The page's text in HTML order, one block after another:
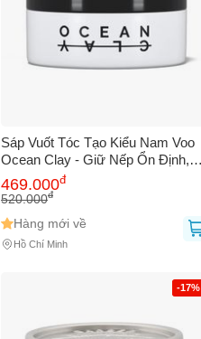
Sáp Vuốt Tóc Tạo Kiểu Nam Voo
Ocean Clay - Giữ Nếp Ổn Định,
Dưỡng Tóc, Hương Dừa Tự Nhiên
- Sản Phẩm Chất Lượng từ Dre
469.000đ
520.000đ
Hàng mới về
Hồ Chí Minh
-17%